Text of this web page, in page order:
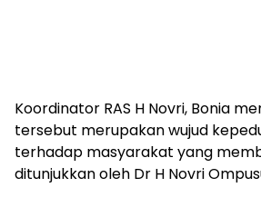
Koordinator RAS H Novri, Bonia
tersebut merupakan wujud
terhadap masyarakat yang
ditunjukkan oleh Dr H Novri